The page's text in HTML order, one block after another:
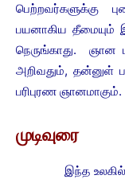
பெற்றவர்களுக்கு
பயனாகிய தீமையும்
நெருங்காது.
ஞான
அறிவதும், தன்னுள்
பரிபுரண ஞானமாகும்.
முடிவுரை
இந்த உலகில்